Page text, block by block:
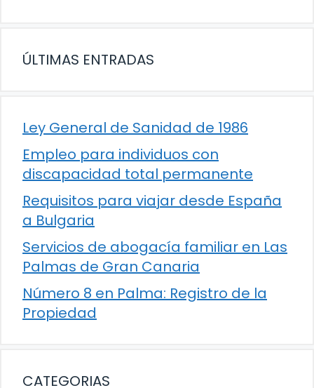
ÚLTIMAS ENTRADAS
Ley General de Sanidad de 1986
Empleo para individuos con
discapacidad total permanente
Requisitos para viajar desde España
a Bulgaria
Servicios de abogacía familiar en Las
Palmas de Gran Canaria
Número 8 en Palma: Registro de la
Propiedad
CATEGORIAS